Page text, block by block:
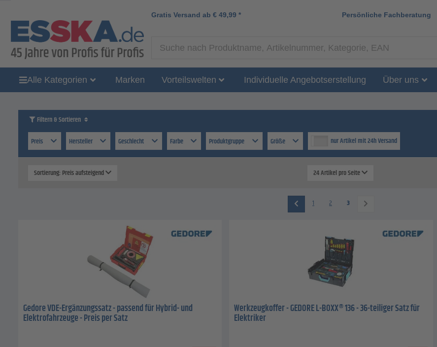
Gratis Versand ab € 49,99 * Persönliche Fachberatung
Alle Kategorien Marken Vorteilswelten Individuelle Angebotserstellung Über uns
Filtern & Sortieren
Preis
Hersteller Geschlecht Farbe Produktgruppe Größe nur Artikel mit 24h Versand
Sortierung: Preis aufsteigend 24 Artikel pro Seite
1 2 3
Gedore VDE-Ergänzungssatz - passend für Hybrid- und
Elektrofahrzeuge - Preis per Satz
Werkzeugkoffer - GEDORE L-BOXX® 136 - 36-teiliger Satz für
Elektriker